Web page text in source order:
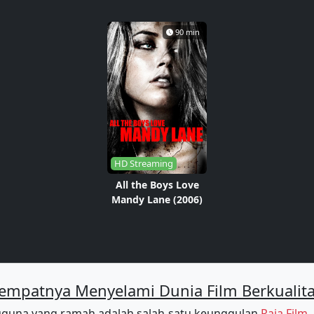
90 min
HD Streaming
All the Boys Love
Mandy Lane (2006)
Menyelami Dunia Film